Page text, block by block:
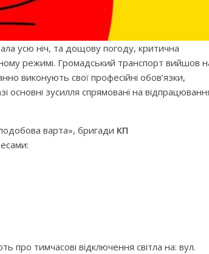
усю ніч, та дощову погоду, критична
режимі. Громадський транспорт вийшов
виконують свої професійні обов’язки,
основні зусилля спрямовані на
варта», бригади КП
про тимчасові відключення світла на: вул.